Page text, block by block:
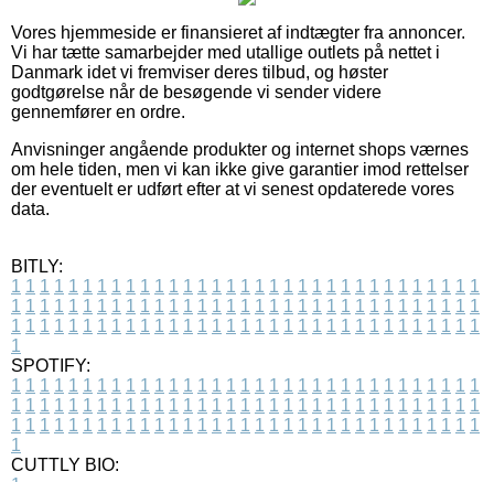
Vores hjemmeside er finansieret af indtægter fra annoncer.
Vi har tætte samarbejder med utallige outlets på nettet i
Danmark idet vi fremviser deres tilbud, og høster
godtgørelse når de besøgende vi sender videre
gennemfører en ordre.
Anvisninger angående produkter og internet shops værnes
om hele tiden, men vi kan ikke give garantier imod rettelser
der eventuelt er udført efter at vi senest opdaterede vores
data.
BITLY:
1 1 1 1 1 1 1 1 1 1 1 1 1 1 1 1 1 1 1 1 1 1 1 1 1 1 1 1 1 1 1 1 1
1 1 1 1 1 1 1 1 1 1 1 1 1 1 1 1 1 1 1 1 1 1 1 1 1 1 1 1 1 1 1 1 1
1 1 1 1 1 1 1 1 1 1 1 1 1 1 1 1 1 1 1 1 1 1 1 1 1 1 1 1 1 1 1 1 1
1
SPOTIFY:
1 1 1 1 1 1 1 1 1 1 1 1 1 1 1 1 1 1 1 1 1 1 1 1 1 1 1 1 1 1 1 1 1
1 1 1 1 1 1 1 1 1 1 1 1 1 1 1 1 1 1 1 1 1 1 1 1 1 1 1 1 1 1 1 1 1
1 1 1 1 1 1 1 1 1 1 1 1 1 1 1 1 1 1 1 1 1 1 1 1 1 1 1 1 1 1 1 1 1
1
CUTTLY BIO: